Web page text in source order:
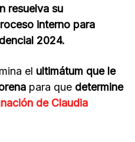
resuelva su
interno para
2024.
el ultimátum que le
para que determine
de Claudia